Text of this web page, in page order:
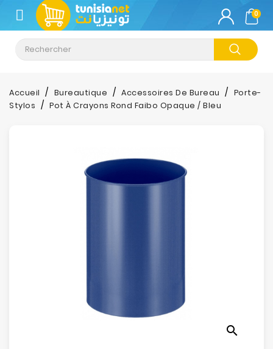
CATÉGORIE
Climatisation
Informatique
0
Accueil Bureautique Accessoires De Bureau
Porte-
Stylos
Pot À Crayons Rond Faibo Opaque / Bleu
search